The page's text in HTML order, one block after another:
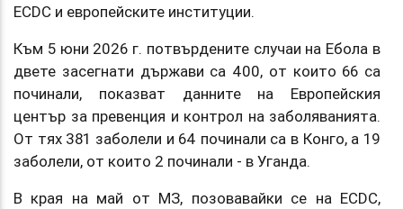
ECDC и европейските институции.
Към 5 юни 2026 г. потвърдените случаи на Ебола в
двете засегнати държави са 400, от които 66 са
починали, показват данните на Европейския
център за превенция и контрол на заболяванията.
От тях 381 заболели и 64 починали са в Конго, а 19
заболели, от които 2 починали - в Уганда.
В края на май от МЗ, позовавайки се на ECDC,